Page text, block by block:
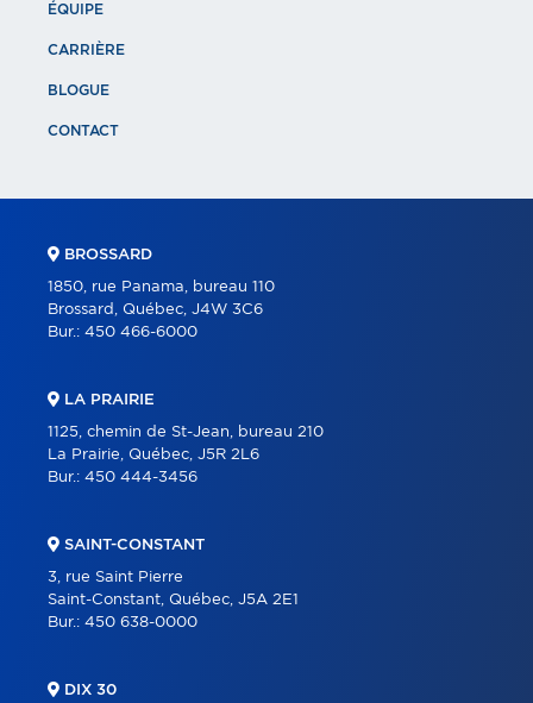
ÉQUIPE
CARRIÈRE
BLOGUE
CONTACT
BROSSARD
1850, rue Panama, bureau 110
Brossard, Québec, J4W 3C6
Bur.: 450 466-6000
LA PRAIRIE
1125, chemin de St-Jean, bureau 210
La Prairie, Québec, J5R 2L6
Bur.: 450 444-3456
SAINT-CONSTANT
3, rue Saint Pierre
Saint-Constant, Québec, J5A 2E1
Bur.: 450 638-0000
DIX 30